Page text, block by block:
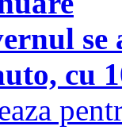
se
cu